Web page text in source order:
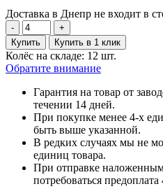
Доставка в Днепр не входит в
-
+
Купить
Купить в 1 клик
Колёс на складе: 12 шт.
Обратите внимание
Гарантия на товар от
течении 14 дней.
При покупке менее 4-х
быть выше указанной.
В редких случаях мы не
единиц товара.
При отправке
потребоваться